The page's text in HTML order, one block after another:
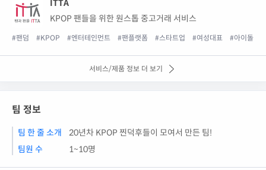
ITTA
KPOP 팬들을 위한 원스톱 중고거래 서비스
#팬덤 #KPOP #엔터테인먼트 #팬플랫폼 #스타트업 #여성대표 #아이돌
서비스/제품 정보 더 보기
팀 정보
팀 한 줄 소개
20년차 KPOP 찐덕후들이 모여서 만든 팀!
팀원 수
1~10명